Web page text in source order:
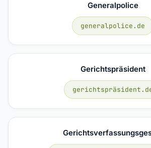
Generalpolice
generalpolice.de
Gerichtspräsident